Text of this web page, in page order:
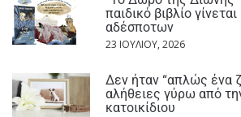
παιδικό βιβλίο
αδέσποτων
23 ΙΟΥΛΊΟΥ, 2026
Δεν ήταν “απλώς ένα
αλήθειες γύρω από
κατοικίδιου